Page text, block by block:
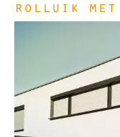
rolluik met